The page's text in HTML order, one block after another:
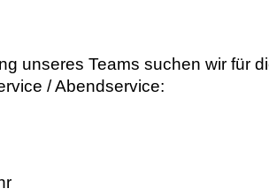
unseres Teams suchen wir für
/ Abendservice: